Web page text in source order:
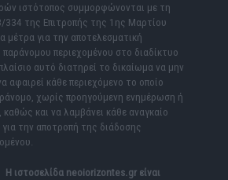
ιστότοπος συμμορφώνονται με τη
334 της Επιτροπής της 1ης Μαρτίου
μέτρα για την αποτελεσματική
περιεχομένου στο διαδίκτυο
αυτό διατηρεί το δικαίωμα να μην
αφαιρεί κάθε περιεχόμενο το οποίο
χωρίς προηγούμενη ενημέρωση ή
και να λαμβάνει κάθε αναγκαίο
την αποτροπή της διάδοσης
Η ιστοσελίδα neoiorizontes.grείναι